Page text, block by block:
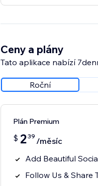
Ceny a plány
Tato aplikace nabízí
Roční
Plán Premium
$ 239 /měsíc
Add Beautiful
Follow Us & Share